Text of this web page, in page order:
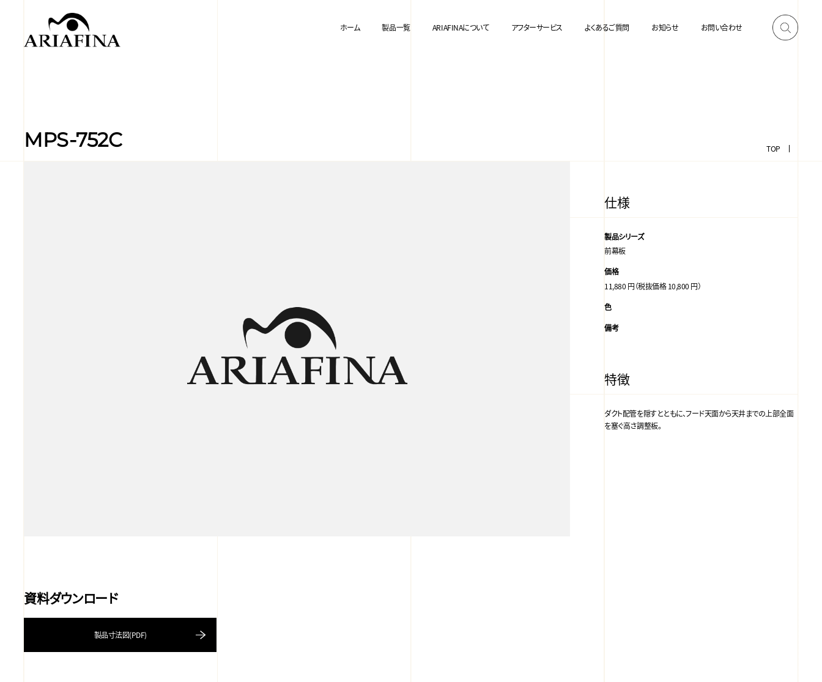
ホーム 製品一覧 ARIAFINAについて アフターサービス よくあるご質問 お知らせ お問い合わせ
MPS-752C TOP
仕様
製品シリーズ
前幕板
価格
11,880 円（税抜価格 10,800 円）
色
備考
特徴
ダクト配管を隠すとともに、フード天面から天井までの上部全面
を塞ぐ高さ調整板。
資料ダウンロード
製品寸法図(PDF)